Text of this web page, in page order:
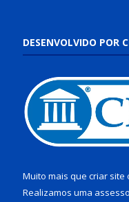
DESENVOLVIDO POR
Muito mais que criar site
Realizamos uma